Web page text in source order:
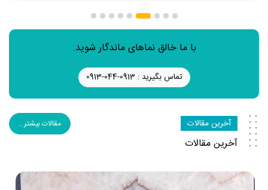
با ما خالق نماهای ماندگار شوید.
تماس بگیرید : 0913-044-0913
آخرین مقالات
آخرین مقالات
مقالات بیشتر ..